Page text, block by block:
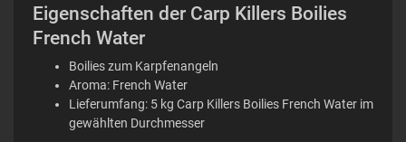
Eigenschaften der Carp Killers Boilies
French Water
Boilies zum Karpfenangeln
Aroma: French Water
Lieferumfang: 5 kg Carp Killers Boilies French Water im
gewählten Durchmesser